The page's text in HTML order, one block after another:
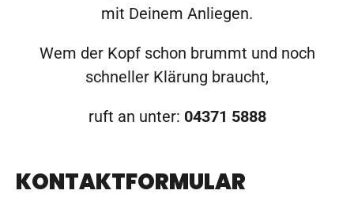
mit Deinem Anliegen.
Wem der Kopf schon brummt und noch
schneller Klärung braucht,
ruft an unter: 04371 5888
KONTAKTFORMULAR